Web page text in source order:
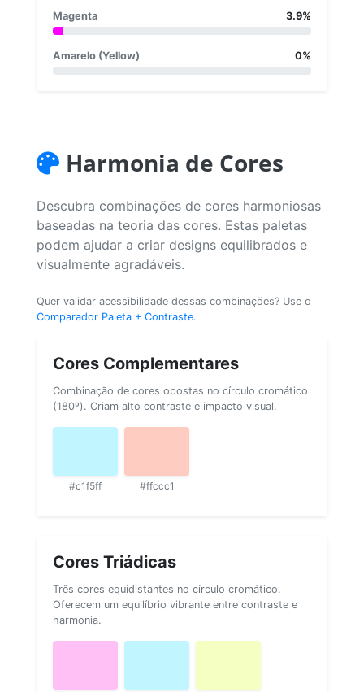
Magenta 3.9%
Amarelo (Yellow) 0%
Harmonia de Cores
Descubra combinações de cores harmoniosas
baseadas na teoria das cores. Estas paletas
podem ajudar a criar designs equilibrados e
visualmente agradáveis.
Quer validar acessibilidade dessas combinações? Use o
Comparador Paleta + Contraste.
Cores Complementares
Combinação de cores opostas no círculo cromático
(180º). Criam alto contraste e impacto visual.
#c1f5ff #ffccc1
Cores Triádicas
Três cores equidistantes no círculo cromático.
Oferecem um equilíbrio vibrante entre contraste e
harmonia.